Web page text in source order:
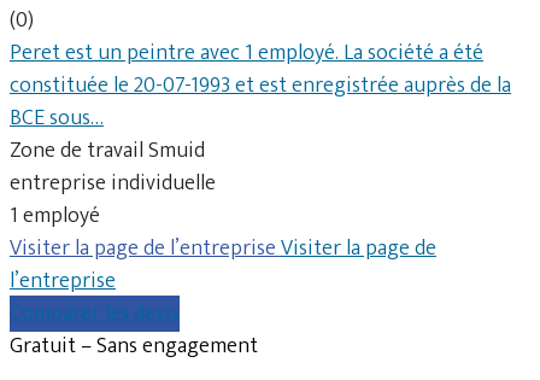
(0)
Peret est un peintre avec 1 employé. La société a été
constituée le 20-07-1993 et est enregistrée auprès de la
BCE sous…
Zone de travail Smuid
entreprise individuelle
1 employé
Visiter la page de l’entrepriseVisiter la page de
l’entreprise
Comparer les devis
Gratuit – Sans engagement